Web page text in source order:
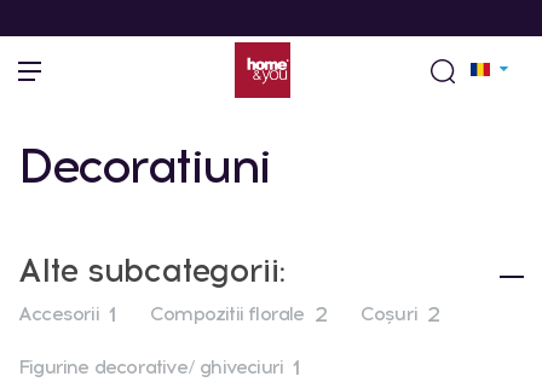
Decoratiuni
Alte subcategorii:
Accesorii 1 Compozitii florale 2 Coșuri 2
Figurine decorative/ ghiveciuri 1